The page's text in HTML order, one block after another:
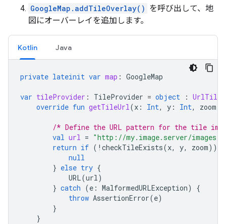
GoogleMap.addTileOverlay() を呼び出して、地
図にオーバーレイを追加します。
Kotlin Java
private lateinit var map : GoogleMap
var tileProvider : TileProvider = object :
override fun getTileUrl(x : Int, y : Int, zoom
/* Define the URL pattern for the tile
val url = "http://my.image.server/images/
return if ( ! checkTileExists(x, y, zoom))
null
} else try {
URL(url)
} catch (e : MalformedURLException)
{
throw AssertionError(e)
}
}